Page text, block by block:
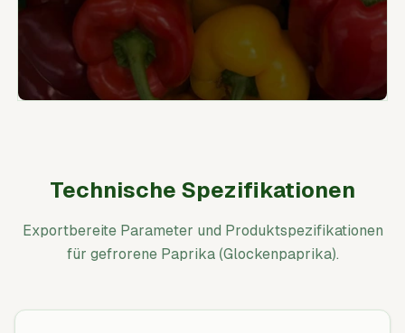
Technische Spezifikationen
Exportbereite Parameter und Produktspezifikationen
für gefrorene Paprika (Glockenpaprika).